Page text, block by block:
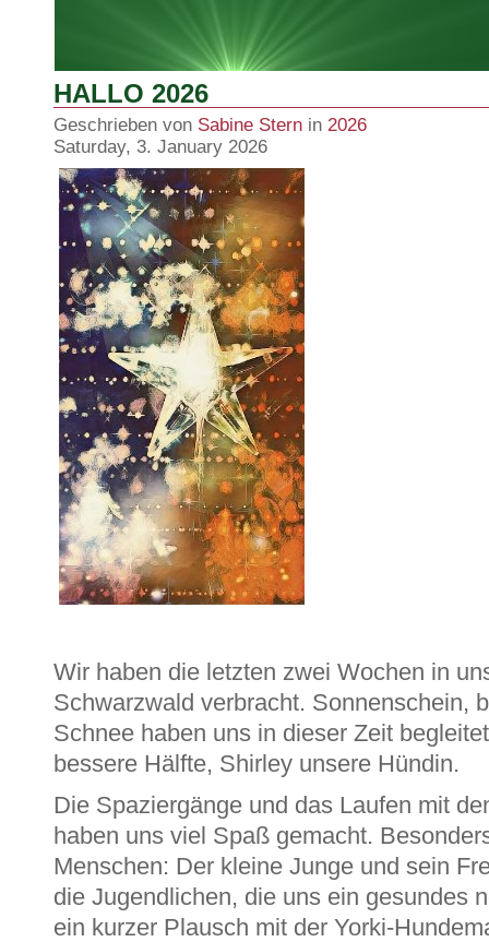
HALLO 2026
Geschrieben von Sabine Stern in 2026
Saturday, 3. January 2026
Wir haben die letzten zwei Wochen in
Schwarzwald verbracht. Sonnenschein,
Schnee haben uns in dieser Zeit
bessere Hälfte, Shirley unsere Hündin.
Die Spaziergänge und das Laufen mit
haben uns viel Spaß gemacht.
Menschen: Der kleine Junge und sein
die Jugendlichen, die uns ein gesundes
ein kurzer Plausch mit der Yorki-